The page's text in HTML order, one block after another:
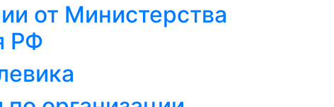
от Министерства
РФ